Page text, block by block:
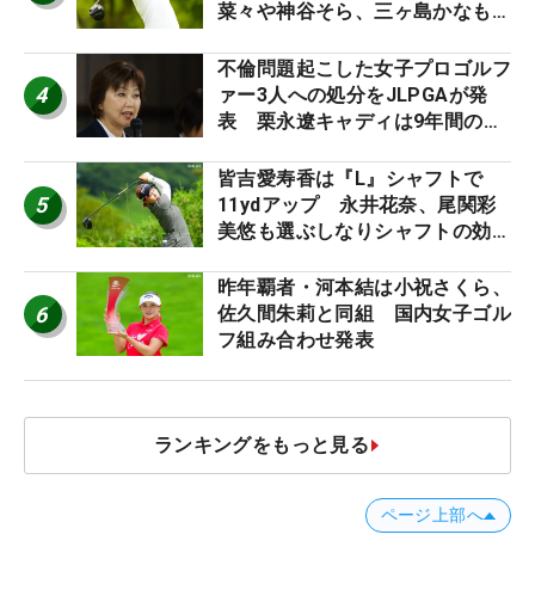
菜々や神谷そら、三ヶ島かなも使
ロたちの“飛ばしギア”】
4
不倫問題起こした女子プロゴルフ
ァー3人への処分をJLPGAが発
表 栗永遼キャディは9年間の立
5
皆吉愛寿香は『L』シャフトで
11ydアップ 永井花奈、尾関彩
美悠も選ぶしなりシャフトの効果
ア”】
6
昨年覇者・河本結は小祝さくら、
佐久間朱莉と同組 国内女子ゴル
フ組み合わせ発表
ランキングをもっと見る
ページ上部へ